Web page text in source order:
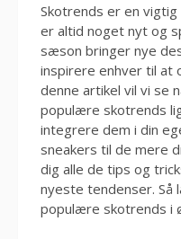
Skotrends er en
er altid noget nyt og
sæson bringer nye
inspirere enhver til at
denne artikel vil vi se
populære skotrends
integrere dem i din
sneakers til de mere
dig alle de tips og
nyeste tendenser. Så
populære skotrends i